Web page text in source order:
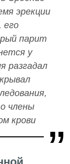
эрекции
его
парит
у
разгадал
члены
крови